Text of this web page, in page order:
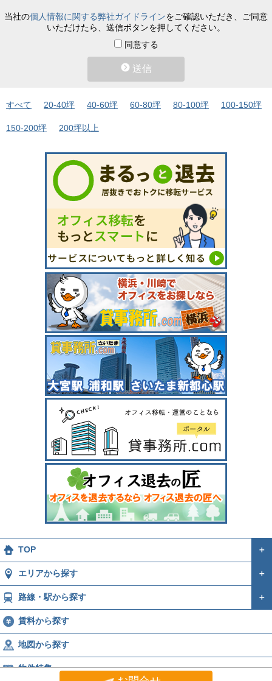
当社の個人情報に関する弊社ガイドラインをご確認いただき、ご同意
いただけたら、送信ボタンを押してください。
同意する
送信
すべて 20-40坪 40-60坪 60-80坪 80-100坪 100-150坪
150-200坪 200坪以上
TOP ＋
エリアから探す ＋
路線・駅から探す ＋
賃料から探す
地図から探す
物件特集